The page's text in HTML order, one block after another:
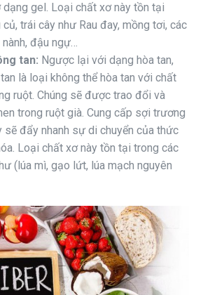
gel. Loại chất xơ này tồn tại
trái cây như Rau đay, mồng tơi, các
đậu ngự…
tan: Ngược lại với dạng hòa tan,
là loại không thể hòa tan với chất
ruột. Chúng sẽ được trao đổi và
trong ruột già. Cung cấp sợi trương
sẽ đẩy nhanh sự di chuyển của thức
Loại chất xơ này tồn tại trong các
(lúa mì, gạo lứt, lúa mạch nguyên